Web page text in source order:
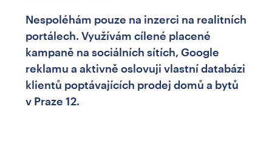
Nespoléhám pouze na inzerci na realitních
portálech. Využívám cílené placené
kampaně na sociálních sítích, Google
reklamu a aktivně oslovuji vlastní databázi
klientů poptávajících prodej domů a bytů
v Praze 12.